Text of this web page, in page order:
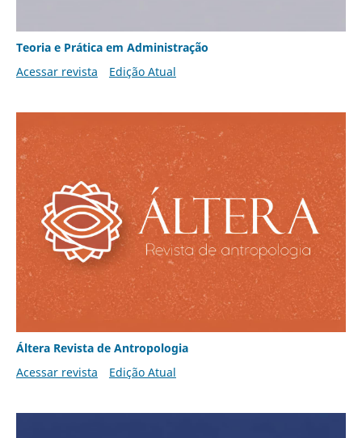
Teoria e Prática em Administração
Acessar revista
Edição Atual
Áltera Revista de Antropologia
Acessar revista
Edição Atual